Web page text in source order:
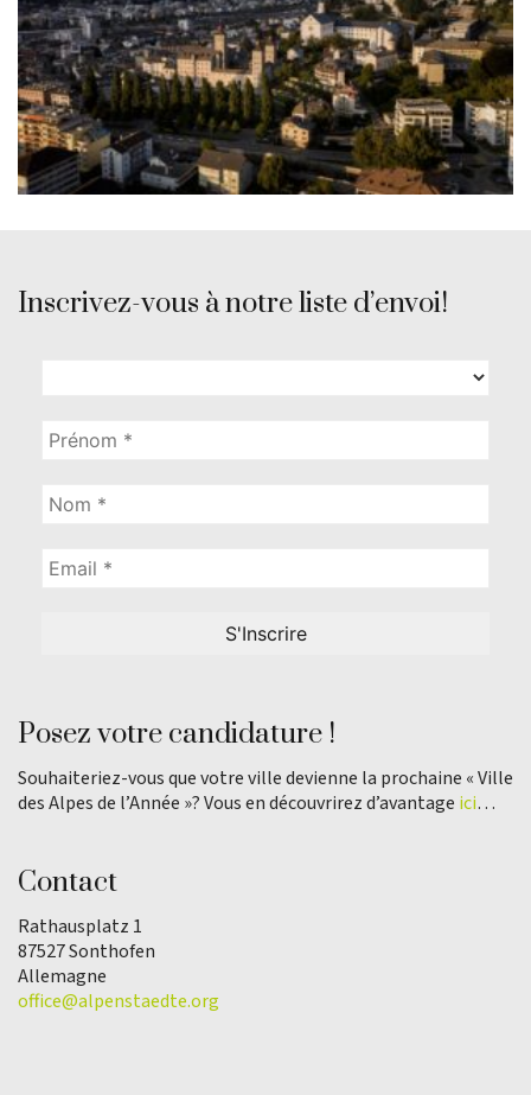
Inscrivez-vous à notre liste d’envoi!
Posez votre candidature !
Souhaiteriez-vous que votre ville devienne la prochaine « Ville
des Alpes de l’Année »? Vous en découvrirez d’avantage ici…
Contact
Rathausplatz 1
87527 Sonthofen
Allemagne
office@alpenstaedte.org